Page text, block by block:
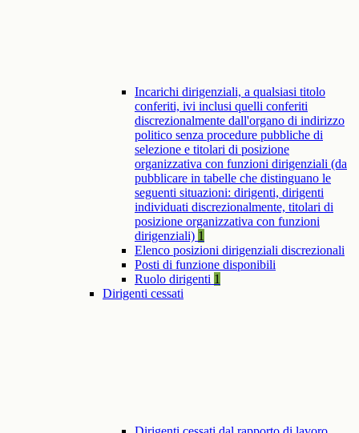
Incarichi dirigenziali, a qualsiasi titolo
conferiti, ivi inclusi quelli conferiti
discrezionalmente dall'organo di indirizzo
politico senza procedure pubbliche di
selezione e titolari di posizione
organizzativa con funzioni dirigenziali (da
pubblicare in tabelle che distinguano le
seguenti situazioni: dirigenti, dirigenti
individuati discrezionalmente, titolari di
posizione organizzativa con funzioni
dirigenziali) 1
Elenco posizioni dirigenziali discrezionali
Posti di funzione disponibili
Ruolo dirigenti 1
Dirigenti cessati